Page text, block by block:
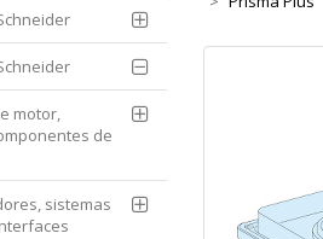
motor,
de
sistemas